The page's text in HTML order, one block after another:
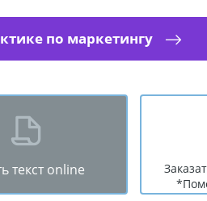
по маркетингу
текст online